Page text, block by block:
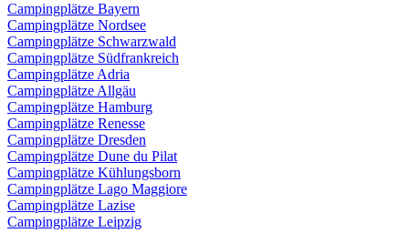
Campingplätze Bayern
Campingplätze Nordsee
Campingplätze Schwarzwald
Campingplätze Südfrankreich
Campingplätze Adria
Campingplätze Allgäu
Campingplätze Hamburg
Campingplätze Renesse
Campingplätze Dresden
Campingplätze Dune du Pilat
Campingplätze Kühlungsborn
Campingplätze Lago Maggiore
Campingplätze Lazise
Campingplätze Leipzig